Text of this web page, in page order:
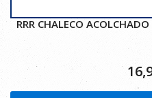
RRR CHALECO